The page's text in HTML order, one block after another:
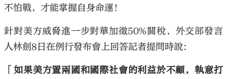
不怕戰，才能掌握自身命運！
針對美方威脅進一步對華加徵50%關稅，外交部發言
人林劍8日在例行發布會上回答記者提問時說：
「如果美方置兩國和國際社會的利益於不顧，執意打